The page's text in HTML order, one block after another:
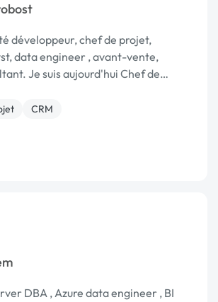
développeur, chef de projet,
data engineer , avant-vente,
Je suis aujourd'hui Chef de
CRM
DBA , Azure data engineer , BI